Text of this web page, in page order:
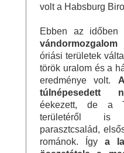
volt a Habsburg
Ebben az
vándormozgalom
óriási területek
török uralom és a
eredménye volt.
túlnépesedett
éekezett, de a
területéről is
parasztcsalád,
románok. Így a